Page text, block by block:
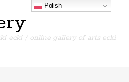
ecki / online gallery of arts ecki
Polish